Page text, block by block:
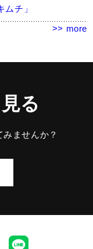
ムチ」
>> more
る
ませんか？